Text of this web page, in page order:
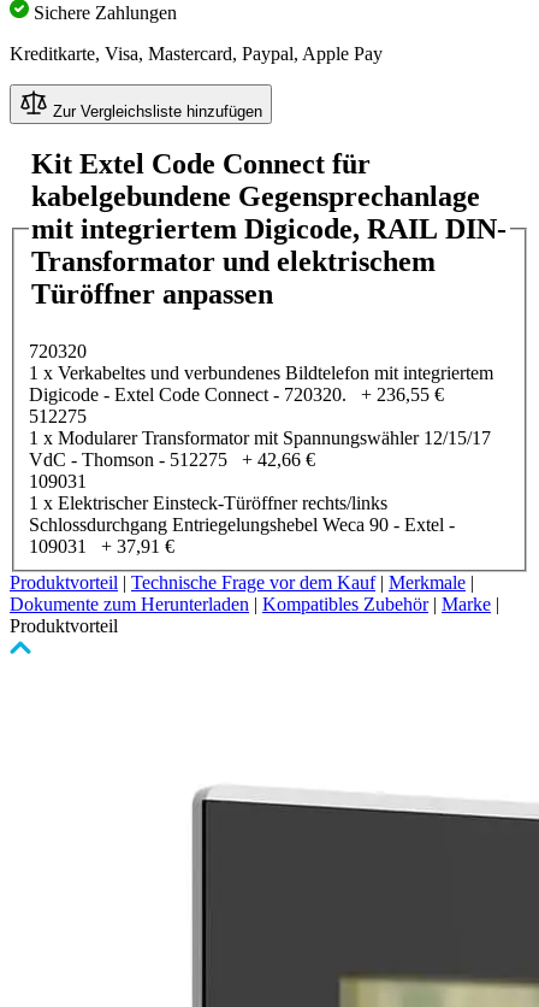
Sichere Zahlungen
Kreditkarte, Visa, Mastercard, Paypal, Apple Pay
Zur Vergleichsliste hinzufügen
Kit Extel Code Connect für
kabelgebundene Gegensprechanlage
mit integriertem Digicode, RAIL DIN-
Transformator und elektrischem
Türöffner anpassen
720320
1 x Verkabeltes und verbundenes Bildtelefon mit integriertem
Digicode - Extel Code Connect - 720320.
+ 236,55 €
512275
1 x Modularer Transformator mit Spannungswähler 12/15/17
VdC - Thomson - 512275
+ 42,66 €
109031
1 x Elektrischer Einsteck-Türöffner rechts/links
Schlossdurchgang Entriegelungshebel Weca 90 - Extel -
109031
+ 37,91 €
Produktvorteil | Technische Frage vor dem Kauf | Merkmale |
Dokumente zum Herunterladen | Kompatibles Zubehör | Marke |
Produktvorteil